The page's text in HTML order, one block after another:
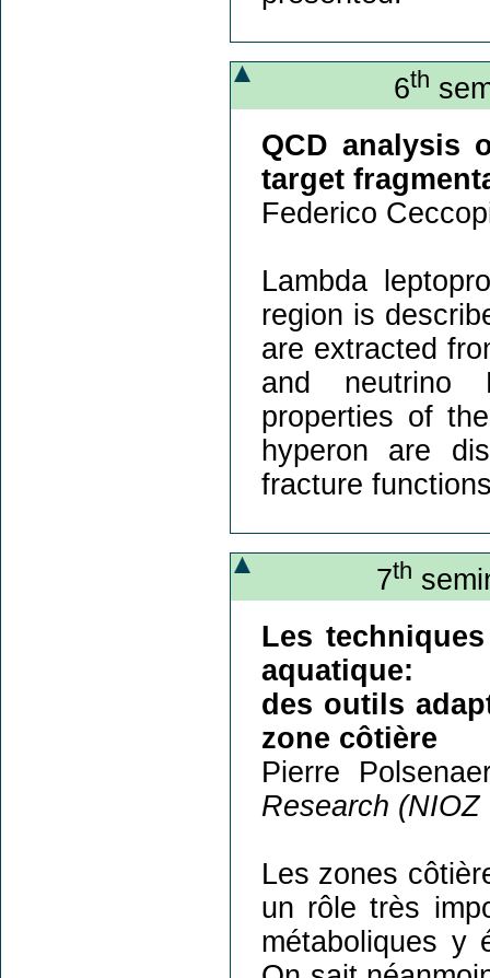
6th
QCD analysis
target
Federico
Lambda
region is
are extracted
and neutrino
properties of
hyperon are
fracture
7th
Les
aquatique:
des outils
zone côtière
Pierre
Research (NIOZ
Les zones
un rôle très
métaboliques y